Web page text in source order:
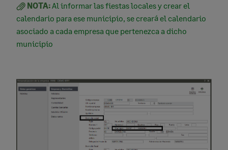
NOTA:Al informar las fiestas locales y crear el
calendario para ese municipio, se creará el calendario
asociado a cada empresa que pertenezca a dicho
municipio